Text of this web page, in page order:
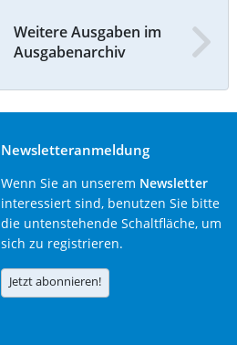
Weitere Ausgaben im
Ausgabenarchiv
Newsletteranmeldung
Wenn Sie an unserem Newsletter
interessiert sind, benutzen Sie bitte
die untenstehende Schaltfläche, um
sich zu registrieren.
Jetzt abonnieren!